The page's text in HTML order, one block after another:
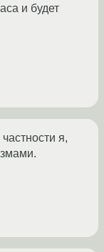
и будет
я,